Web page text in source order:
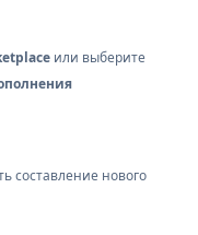
или выберите
составление нового